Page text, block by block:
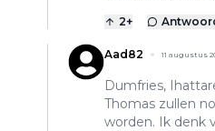
2+
Aad82 11 augustus
Dumfries,
Thomas zullen
worden. Ik denk